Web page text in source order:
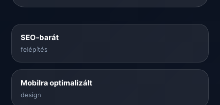
SEO-barát
felépítés
Mobilra optimalizált
design